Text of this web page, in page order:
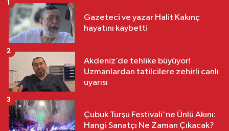
Gazeteci ve yazar Halit Kakınç
hayatını kaybetti
Akdeniz’de tehlike büyüyor!
Uzmanlardan tatilcilere zehirli canlı
uyarısı
2
Çubuk Turşu Festivali'ne Ünlü Akını:
Hangi Sanatçı Ne Zaman Çıkacak?
3